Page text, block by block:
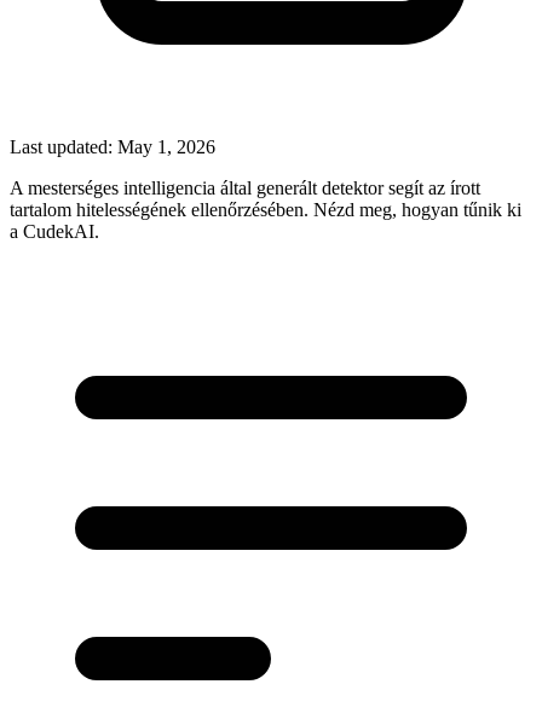
Last updated: May 1, 2026
A mesterséges intelligencia által generált detektor segít az írott
tartalom hitelességének ellenőrzésében. Nézd meg, hogyan tűnik ki
a CudekAI.